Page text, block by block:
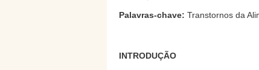
Palavras-chave: Transtornos da
INTRODUÇÃO